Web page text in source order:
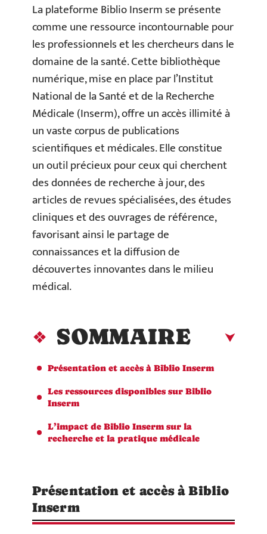
La plateforme Biblio Inserm se présente
comme une ressource incontournable pour
les professionnels et les chercheurs dans le
domaine de la santé. Cette bibliothèque
numérique, mise en place par l’Institut
National de la Santé et de la Recherche
Médicale (Inserm), offre un accès illimité à
un vaste corpus de publications
scientifiques et médicales. Elle constitue
un outil précieux pour ceux qui cherchent
des données de recherche à jour, des
articles de revues spécialisées, des études
cliniques et des ouvrages de référence,
favorisant ainsi le partage de
connaissances et la diffusion de
découvertes innovantes dans le milieu
médical.
SOMMAIRE
Présentation et accès à Biblio Inserm
Les ressources disponibles sur Biblio
Inserm
L’impact de Biblio Inserm sur la
recherche et la pratique médicale
Présentation et accès à Biblio
Inserm